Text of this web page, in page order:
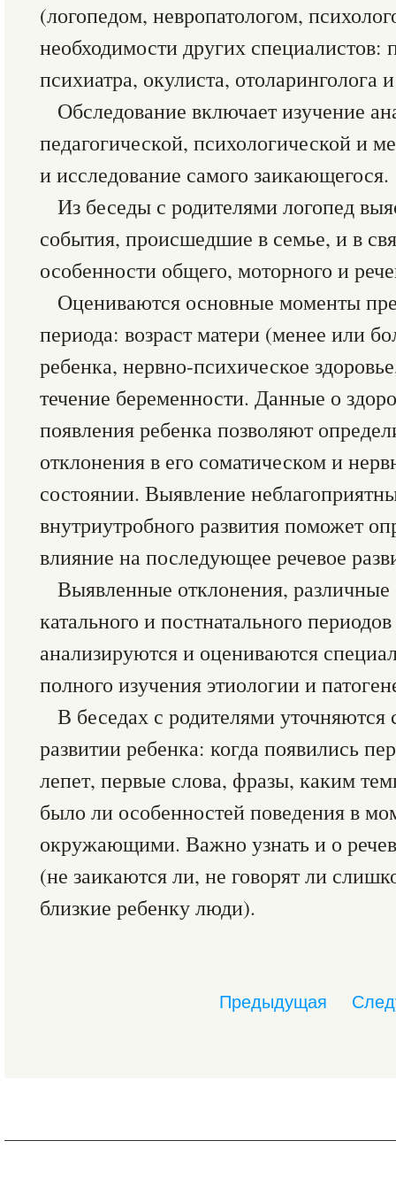
(логопедом, невропатологом,
необходимости других специалистов:
психиатра, окулиста, отоларинголога
Обследование включает изучение
педагогической, психологической и
и исследование самого заикающегося.
Из беседы с родителями логопед
события, происшедшие в семье, и в
особенности общего, моторного и
Оцениваются основные моменты
периода: возраст матери (менее или
ребенка, нервно-психическое
течение беременности. Данные о
появления ребенка позволяют
отклонения в его соматическом и
состоянии. Выявление
внутриутробного развития поможет
влияние на последующее речевое
Выявленные отклонения,
катального и постнатального
анализируются и оцениваются
полного изучения этиологии и
В беседах с родителями уточняются
развитии ребенка: когда появились
лепет, первые слова, фразы, каким
было ли особенностей поведения в
окружающими. Важно узнать и о
(не заикаются ли, не говорят ли
близкие ребенку люди).
Предыдущая